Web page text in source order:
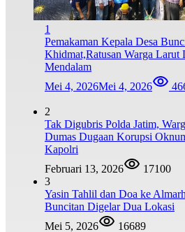
1
Pemakaman Kepala Desa
Khidmat,Ratusan Warga Larut
Mendalam
Mei 4, 2026Mei 4, 2026
2
Tak Digubris Polda Jatim,
Dumas Dugaan Korupsi
Kapolri
Februari 13, 2026
17100
3
Yasin Tahlil dan Doa ke
Buncitan Digelar Dua Lokasi
Mei 5, 2026
16689